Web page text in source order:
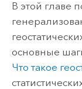
В этой главе
основные
Что такое